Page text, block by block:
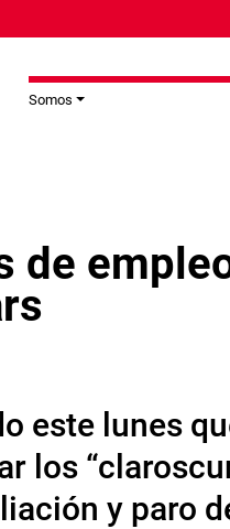
Somos
de
este lunes
los
y paro